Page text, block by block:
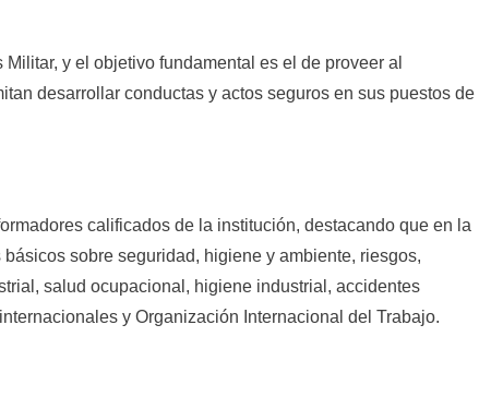
Militar, y el objetivo fundamental es el de proveer al
desarrollar conductas y actos seguros en sus puestos de
calificados de la institución, destacando que en la
sobre seguridad, higiene y ambiente, riesgos,
salud ocupacional, higiene industrial, accidentes
y Organización Internacional del Trabajo.